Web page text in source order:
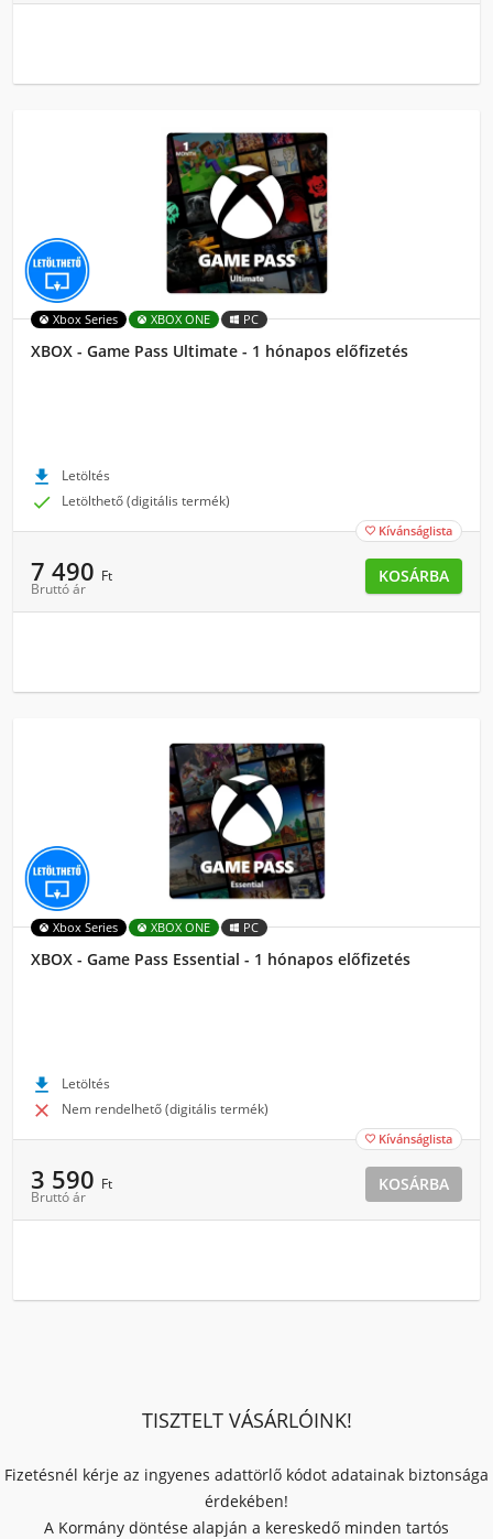
Xbox Series XBOX ONE PC
XBOX - Game Pass Ultimate - 1 hónapos előfizetés
 Letöltés
 Letölthető (digitális termék)
 Kívánságlista
7 490 Ft
Bruttó ár
KOSÁRBA
Xbox Series XBOX ONE PC
XBOX - Game Pass Essential - 1 hónapos előfizetés
 Letöltés
 Nem rendelhető (digitális termék)
 Kívánságlista
3 590 Ft
Bruttó ár
KOSÁRBA
TISZTELT VÁSÁRLÓINK!
Fizetésnél kérje az ingyenes adattörlő kódot adatainak biztonsága
érdekében!
A Kormány döntése alapján a kereskedő minden tartós